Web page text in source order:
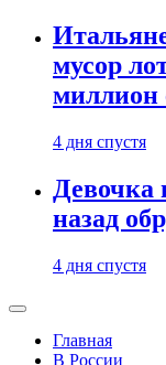
мусор
миллион
4 дня спустя
Девочка
назад
4 дня спустя
Главная
В России